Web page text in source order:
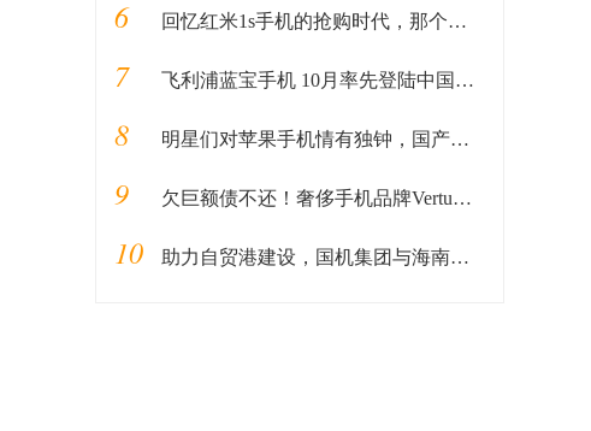
6 回忆红米1s手机的抢购时代，那个抓狂的中午12点
7 飞利浦蓝宝手机 10月率先登陆中国市场
8 明星们对苹果手机情有独钟，国产手机真有那么差吗？
9 欠巨额债不还！奢侈手机品牌Vertu看起来快崩了
10 助力自贸港建设，国机集团与海南开展新一轮战略合作